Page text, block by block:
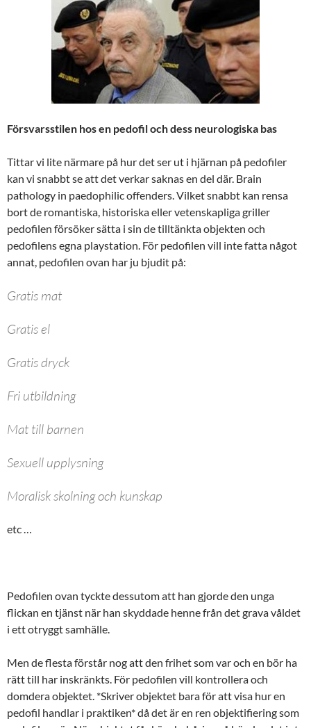
Försvarsstilen hos en pedofil och dess neurologiska bas
Tittar vi lite närmare på hur det ser ut i hjärnan på pedofiler
kan vi snabbt se att det verkar saknas en del där. Brain
pathology in paedophilic offenders. Vilket snabbt kan rensa
bort de romantiska, historiska eller vetenskapliga griller
pedofilen försöker sätta i sin de tilltänkta objekten och
pedofilens egna playstation. För pedofilen vill inte fatta något
annat, pedofilen ovan har ju bjudit på:
Gratis mat
Gratis el
Gratis dryck
Fri utbildning
Mat till barnen
Sexuell upplysning
Moralisk skolning och kunskap
etc …
Pedofilen ovan tyckte dessutom att han gjorde den unga
flickan en tjänst när han skyddade henne från det grava våldet
i ett otryggt samhälle.
Men de flesta förstår nog att den frihet som var och en bör ha
rätt till har inskränkts. För pedofilen vill kontrollera och
domdera objektet. *Skriver objektet bara för att visa hur en
pedofil handlar i praktiken* då det är en ren objektifiering som